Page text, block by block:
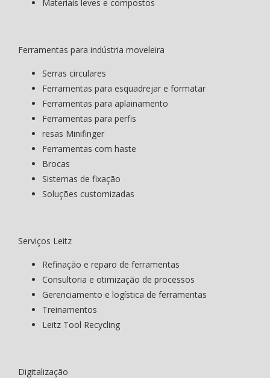
Materiais leves e compostos
Ferramentas para indústria moveleira
Serras circulares
Ferramentas para esquadrejar e formatar
Ferramentas para aplainamento
Ferramentas para perfis
resas Minifinger
Ferramentas com haste
Brocas
Sistemas de fixação
Soluções customizadas
Serviços Leitz
Refinação e reparo de ferramentas
Consultoria e otimização de processos
Gerenciamento e logística de ferramentas
Treinamentos
Leitz Tool Recycling
Digitalização